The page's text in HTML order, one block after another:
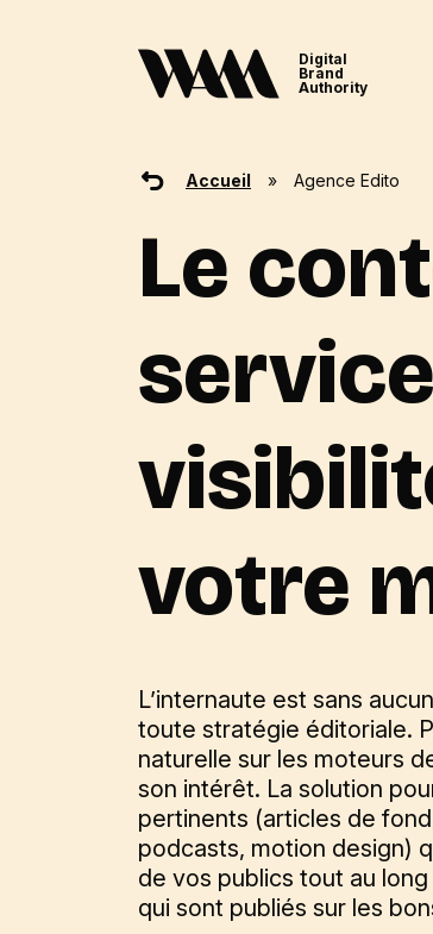
Digital
Brand
Authority
Accueil » Agence Edito
Le
votre
L’internaute est sans
toute stratégie éditoriale.
naturelle sur les moteurs
son intérêt. La solution
pertinents (articles de
podcasts, motion design)
de vos publics tout au
qui sont publiés sur les